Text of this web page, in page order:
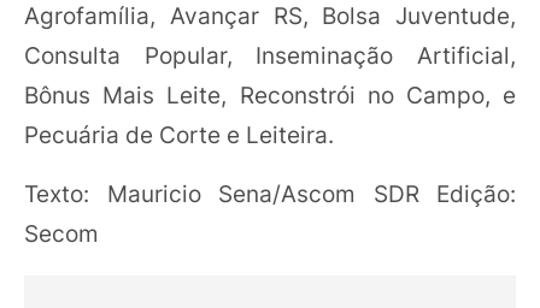
Agrofamília, Avançar RS, Bolsa Juventude,
Consulta Popular, Inseminação Artificial,
Bônus Mais Leite, Reconstrói no Campo, e
Pecuária de Corte e Leiteira.
Texto: Mauricio Sena/Ascom SDR Edição:
Secom